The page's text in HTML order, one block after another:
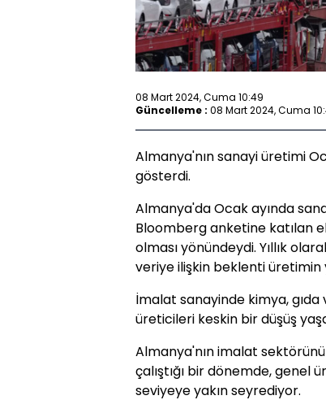
08 Mart 2024, Cuma 10:49
Güncelleme : 08 Mart 2024, Cuma
Almanya'nın sanayi üretimi
gösterdi.
Almanya'da Ocak ayında
Bloomberg anketine katılan
olması yönündeydi. Yıllık
veriye ilişkin beklenti üretimin
İmalat sanayinde kimya,
üreticileri keskin bir düşüş
Almanya'nın imalat
çalıştığı bir dönemde, genel
seviyeye yakın seyrediyor.